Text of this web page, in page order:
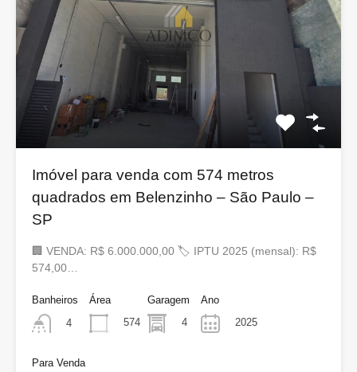
Imóvel para venda com 574 metros
quadrados em Belenzinho – São Paulo –
SP
🏢 VENDA: R$ 6.000.000,00 🏷 IPTU 2025 (mensal): R$
574,00…
Banheiros
4
Área
574
Garagem
4
Ano
2025
Para Venda